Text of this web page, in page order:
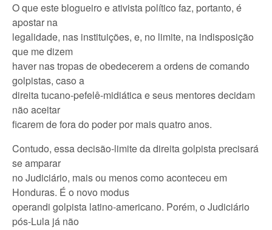
O que este blogueiro e ativista político faz, portanto, é
apostar na
legalidade, nas instituições, e, no limite, na indisposição
que me dizem
haver nas tropas de obedecerem a ordens de comando
golpistas, caso a
direita tucano-pefelê-midiática e seus mentores decidam
não aceitar
ficarem de fora do poder por mais quatro anos.
Contudo, essa decisão-limite da direita golpista precisará
se amparar
no Judiciário, mais ou menos como aconteceu em
Honduras. É o novo modus
operandi golpista latino-americano. Porém, o Judiciário
pós-Lula já não